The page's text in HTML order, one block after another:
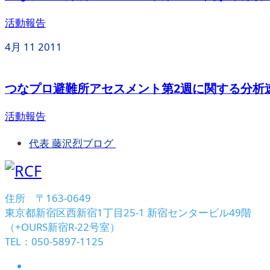
活動報告
4月 11 2011
つなプロ避難所アセスメント第2週に関する分析
活動報告
代表 藤沢烈ブログ
住所 〒163-0649
東京都新宿区西新宿1丁目25-1 新宿センタービル49階
（+OURS新宿R-22号室）
TEL：050-5897-1125